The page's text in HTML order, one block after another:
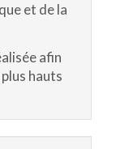
et de la
afin
hauts